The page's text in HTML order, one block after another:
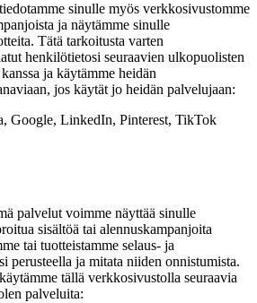
sinulle myös verkkosivustomme
ja näytämme sinulle
Tätä tarkoitusta varten
henkilötietosi seuraavien ulkopuolisten
ja käytämme heidän
jos käytät jo heidän palvelujaan:
Google, LinkedIn, Pinterest, TikTok
palvelut voimme näyttää sinulle
sisältöä tai alennuskampanjoita
tai tuotteistamme selaus- ja
perusteella ja mitata niiden onnistumista.
tällä verkkosivustolla seuraavia
palveluita: